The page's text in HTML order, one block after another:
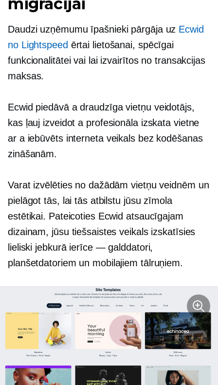
Daudzi uzņēmumu īpašnieki pārgāja uz Ecwid
no Lightspeed ērtai lietošanai, spēcīgai
funkcionalitātei vai lai izvairītos no transakcijas
maksas.
Ecwid piedāvā adraudzīgavietņu veidotājs,
kas ļauj izveidot a profesionāla izskata vietne
ar a iebūvētsinterneta veikals bez kodēšanas
zināšanām.
Varat izvēlēties no dažādām vietņu veidnēm un
pielāgot tās, lai tās atbilstu jūsu zīmola
estētikai. Pateicoties Ecwid atsaucīgajam
dizainam, jūsu tiešsaistes veikals izskatīsies
lieliski jebkurā ierīce — galddatori,
planšetdatoriem un mobilajiem tālruņiem.